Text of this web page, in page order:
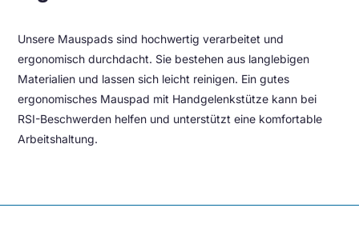
Unsere Mauspads sind hochwertig verarbeitet und
ergonomisch durchdacht. Sie bestehen aus langlebigen
Materialien und lassen sich leicht reinigen. Ein gutes
ergonomisches Mauspad mit Handgelenkstütze kann bei
RSI-Beschwerden helfen und unterstützt eine komfortable
Arbeitshaltung.